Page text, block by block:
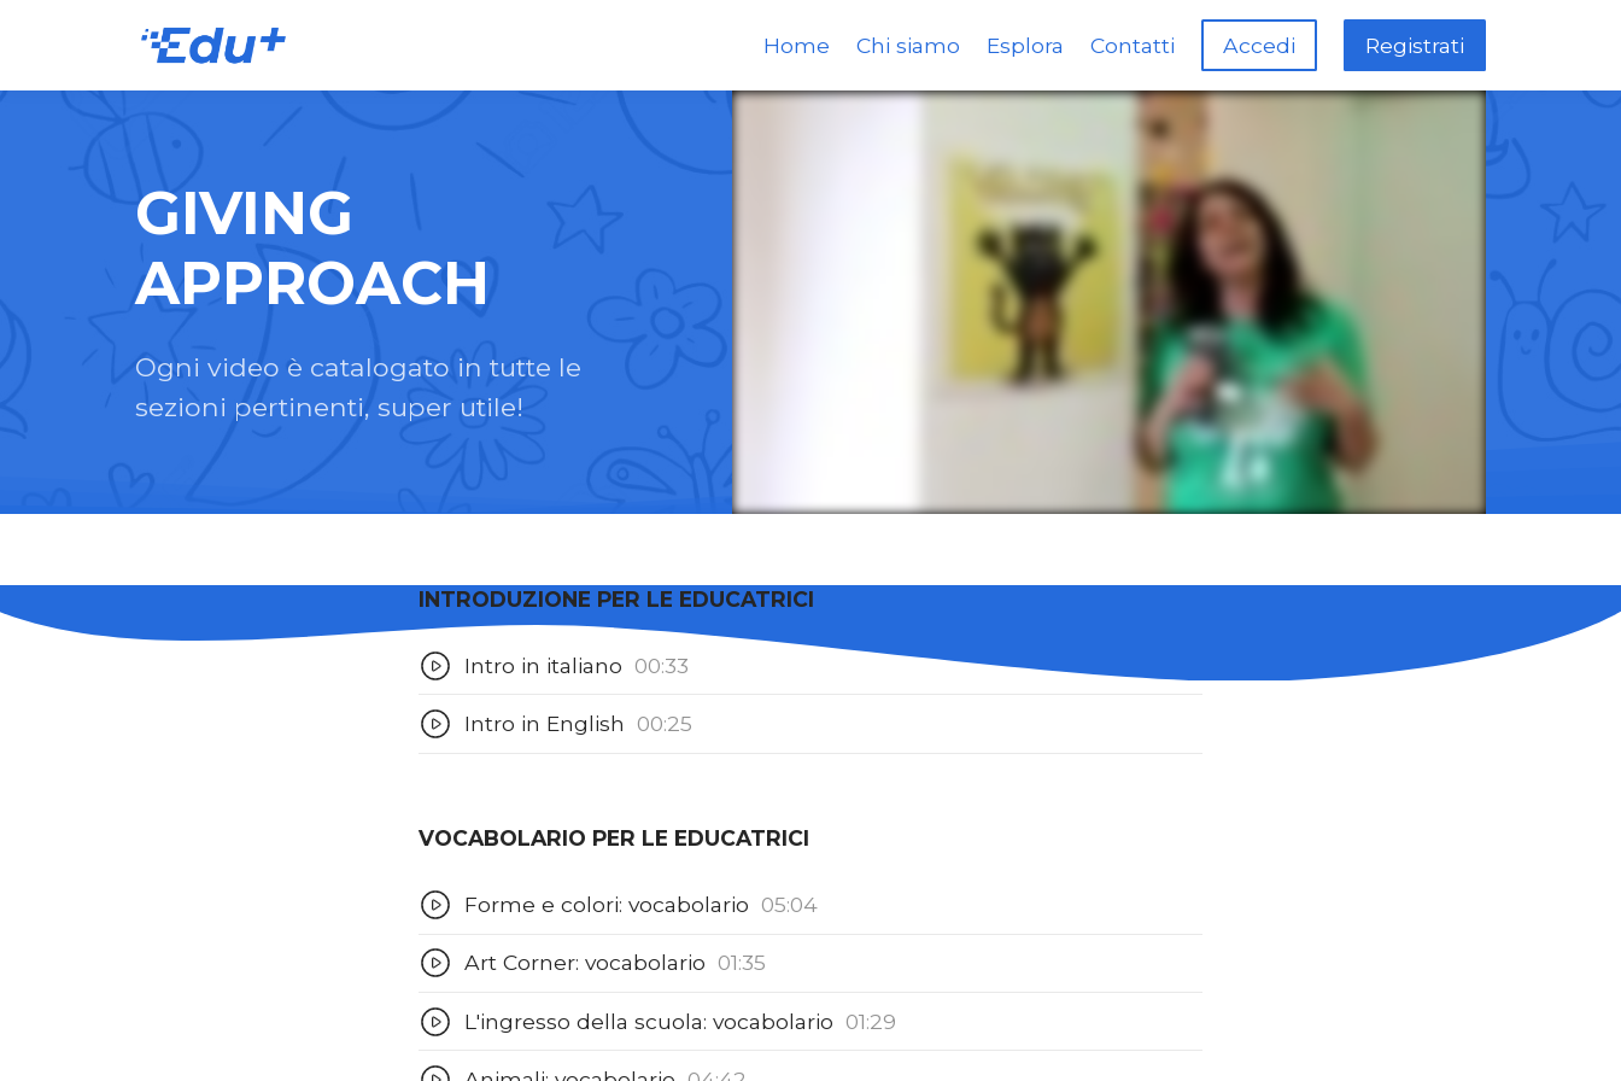
Home Chi siamo Esplora Contatti Accedi Registrati
GIVING
APPROACH
Ogni video è catalogato in tutte le
sezioni pertinenti, super utile!
INTRODUZIONE PER LE EDUCATRICI
Intro in italiano 00:33
Intro in English 00:25
VOCABOLARIO PER LE EDUCATRICI
Forme e colori: vocabolario 05:04
Art Corner: vocabolario 01:35
L'ingresso della scuola: vocabolario 01:29